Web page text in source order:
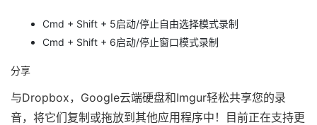
Cmd + Shift + 5启动/停止自由选择模式录制
Cmd + Shift + 6启动/停止窗口模式录制
分享
与Dropbox，Google云端硬盘和Imgur轻松共享您的录
音，将它们复制或拖放到其他应用程序中！目前正在支持更